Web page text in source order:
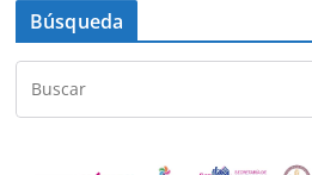
Búsqueda